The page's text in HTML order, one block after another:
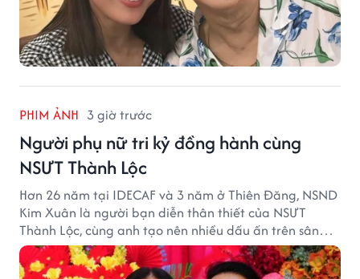
PHIM ẢNH 3 giờ trước
Người phụ nữ tri kỷ đồng hành cùng
NSƯT Thành Lộc
Hơn 26 năm tại IDECAF và 3 năm ở Thiên Đăng, NSND
Kim Xuân là người bạn diễn thân thiết của NSƯT
Thành Lộc, cùng anh tạo nên nhiều dấu ấn trên sân
khấu.